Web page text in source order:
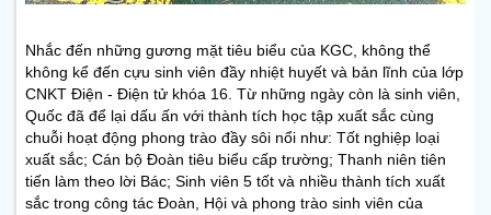
Nhắc đến những gương mặt tiêu biểu của KGC, không thể
không kể đến cựu sinh viên đầy nhiệt huyết và bản lĩnh của lớp
CNKT Điện - Điện tử khóa 16. Từ những ngày còn là sinh viên,
Quốc đã để lại dấu ấn với thành tích học tập xuất sắc cùng
chuỗi hoạt động phong trào đầy sôi nổi như: Tốt nghiệp loại
xuất sắc; Cán bộ Đoàn tiêu biểu cấp trường; Thanh niên tiên
tiến làm theo lời Bác; Sinh viên 5 tốt và nhiều thành tích xuất
sắc trong công tác Đoàn, Hội và phong trào sinh viên của